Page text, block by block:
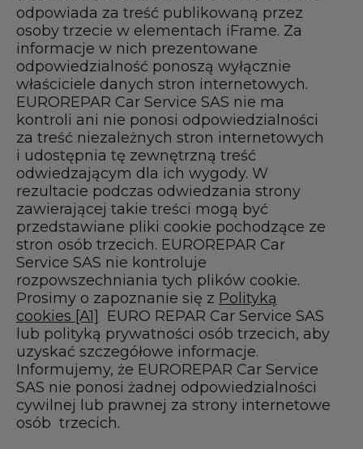
odpowiada za treść publikowaną przez
osoby trzecie w elementach iFrame. Za
informacje w nich prezentowane
odpowiedzialność ponoszą wyłącznie
właściciele danych stron internetowych.
EUROREPAR Car Service SAS nie ma
kontroli ani nie ponosi odpowiedzialności
za treść niezależnych stron internetowych
i udostępnia tę zewnętrzną treść
odwiedzającym dla ich wygody. W
rezultacie podczas odwiedzania strony
zawierającej takie treści mogą być
przedstawiane pliki cookie pochodzące ze
stron osób trzecich. EUROREPAR Car
Service SAS nie kontroluje
rozpowszechniania tych plików cookie.
Prosimy o zapoznanie się z Polityką
cookies [A1]
EURO REPAR Car Service SAS
lub polityką prywatności osób trzecich, aby
uzyskać szczegółowe informacje.
Informujemy, że EUROREPAR Car Service
SAS nie ponosi żadnej odpowiedzialności
cywilnej lub prawnej za strony internetowe
osób trzecich.